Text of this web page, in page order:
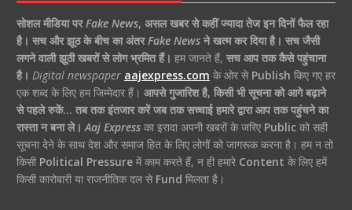
सोशल मीडिया परFake News, असल खबर से कहीं ज्यादा तेज इन दिनों फैल रहा
है। सच और झूठ के बीच का अंतरFake Newsने खत्म कर दिया है। सच जैसी
लगने वाली झूठी खबरों से लोग भ्रमित हैं। हम जानते हैं, सच आप तक कैसे पहुंचाना
है। Digital newspaper aajexpress.com के ओर से Publish किए गए हर
एक शब्द के लिए हम जिम्मेदार हैं। आपसे गुजारिश है, किसी भी सूचना को आगे बढ़ाने
से पहले रुकें… तब तक इंतजार करें जब तक सच्चाई हमारे द्वारा आप तक पहुंचने का
रास्ता न बना ले। Aaj Expressका इरादा अपनी खबरों के जरिए Publicको सही
सूचना देने के साथ देश और समाज हित के लिए लोगों को जागरूक करना है। हम न तो
किसी Political Pressureमें काम करते हैं, न ही हमारे Content के लिए हमें
किसी कारोबारी या राजनीतिक दल से Fund मिलता है।